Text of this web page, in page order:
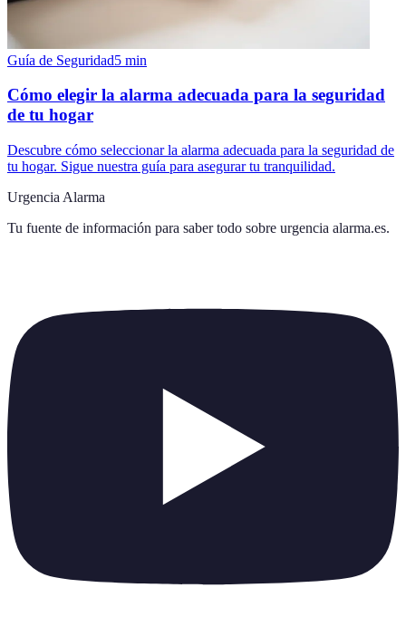
Guía de Seguridad5 min
Cómo elegir la alarma adecuada para la seguridad
de tu hogar
Descubre cómo seleccionar la alarma adecuada para la seguridad de
tu hogar. Sigue nuestra guía para asegurar tu tranquilidad.
Urgencia Alarma
Tu fuente de información para saber todo sobre urgencia alarma.es.